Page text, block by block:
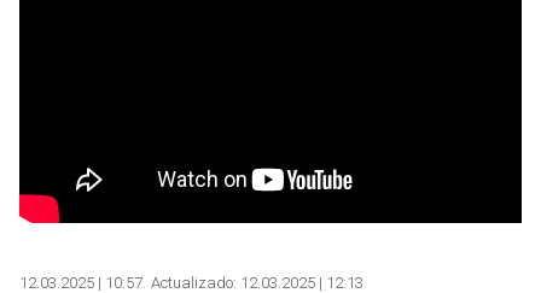
12.03.2025 | 10:57 Actualizado: 12.03.2025 | 12:13